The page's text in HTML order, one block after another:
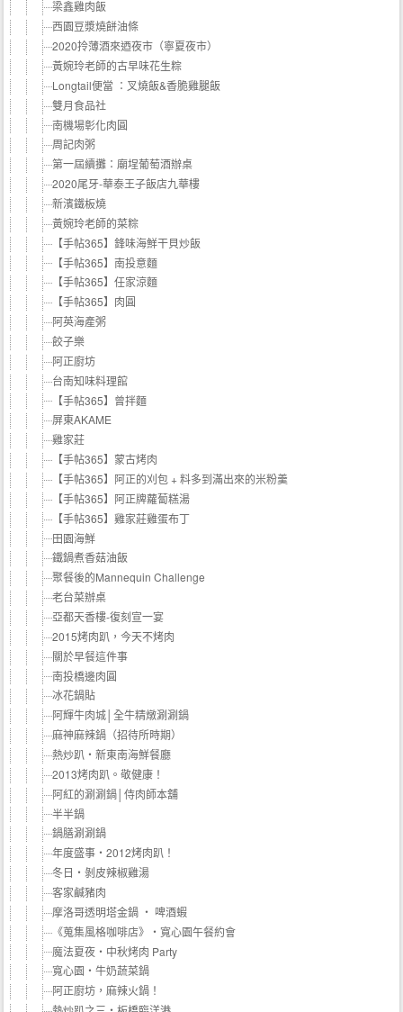
梁鑫雞肉飯
西園豆漿燒餅油條
2020拎薄酒來迺夜市（寧夏夜市）
黃婉玲老師的古早味花生粽
Longtail便當 ：叉燒飯&香脆雞腿飯
雙月食品社
南機場彰化肉圓
周記肉粥
第一屆續攤：廟埕葡萄酒辦桌
2020尾牙-華泰王子飯店九華樓
新濱鐵板燒
黃婉玲老師的菜粽
【手帖365】鋒味海鮮干貝炒飯
【手帖365】南投意麵
【手帖365】任家涼麵
【手帖365】肉圓
阿英海產粥
餃子樂
阿正廚坊
台南知味料理館
【手帖365】曾拌麵
屏東AKAME
雞家莊
【手帖365】蒙古烤肉
【手帖365】阿正的刈包 + 料多到滿出來的米粉羹
【手帖365】阿正牌蘿蔔糕湯
【手帖365】雞家莊雞蛋布丁
田園海鮮
鐵鍋煮香菇油飯
聚餐後的Mannequin Challenge
老台菜辦桌
亞都天香樓-復刻宣一宴
2015烤肉趴，今天不烤肉
關於早餐這件事
南投橋邊肉圓
冰花鍋貼
阿輝牛肉城│全牛精燉涮涮鍋
麻神麻辣鍋（招待所時期）
熱炒趴‧新東南海鮮餐廳
2013烤肉趴。敬健康！
阿紅的涮涮鍋│侍肉師本舖
半半鍋
鍋膳涮涮鍋
年度盛事‧2012烤肉趴！
冬日‧剝皮辣椒雞湯
客家鹹豬肉
摩洛哥透明塔金鍋 ‧ 啤酒蝦
《蒐集風格咖啡店》‧寬心園午餐約會
魔法夏夜‧中秋烤肉 Party
寬心園‧牛奶蔬菜鍋
阿正廚坊，麻辣火鍋！